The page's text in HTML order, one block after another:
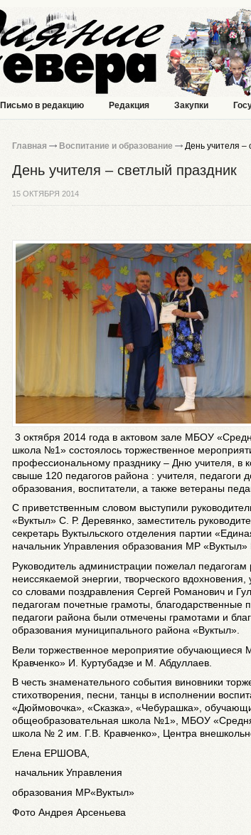
Письмо в редакцию Редакция Закупки
Главная Воспитание и образование День учителя –
День учителя – светлый праздник
15 ОКТЯБРЯ 2014
3 октября 2014 года в актовом зале МБОУ
школа №1» состоялось торжественное
профессиональному празднику – Дню учителя, в
свыше 120 педагогов района : учителя, педагоги
образования, воспитатели, а также ветераны
С приветственным словом выступили
«Вуктыл» С. Р. Деревянко, заместитель
секретарь Вуктыльского отделения партии
начальник Управления образования МР
Руководитель администрации пожелал педагогам
неиссякаемой энергии, творческого
со словами поздравления Сергей Романович и
педагогам почетные грамоты, благодарственные
педагоги района были отмечены грамотами и
образования муниципального района «Вуктыл».
Вели торжественное мероприятие
Кравченко» И. Куртубадзе и М. Абдуллаев.
В честь знаменательного события виновники
стихотворения, песни, танцы в исполнении
«Дюймовочка», «Сказка», «Чебурашка»,
общеобразовательная школа №1», МБОУ
школа № 2 им. Г.В. Кравченко», Центра
Елена ЕРШОВА,
начальник Управления
образования МР«Вуктыл»
Фото Андрея Арсеньева